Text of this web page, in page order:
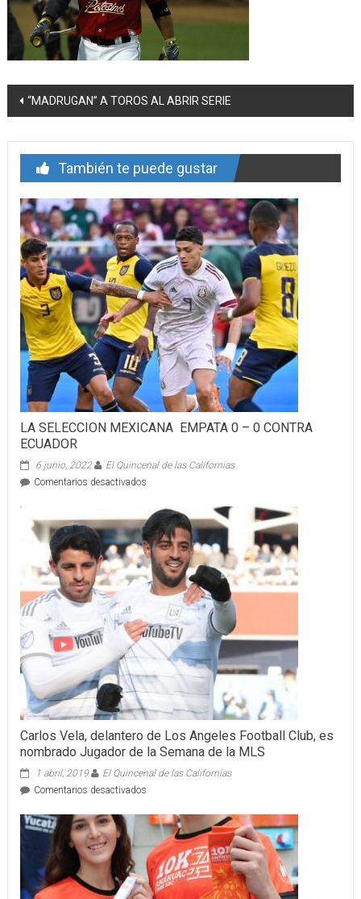
Navegación
entrada
“MADRUGAN” A TOROS AL ABRIR SERIE
También te puede gustar
LA SELECCION MEXICANA EMPATA 0 – 0 CONTRA
ECUADOR
6 junio, 2022
El Quincenal de las Californias
Comentarios desactivadosen
SELECCION MEXICANA
EMPATA
0
–
0
CONTRA
ECUADOR
Carlos Vela, delantero de Los Angeles Football Club, es
nombrado Jugador de la Semana de la MLS
1 abril, 2019
El Quincenal de las Californias
Comentarios desactivadosen
Vela,
delantero
de
Los
Angeles
Football